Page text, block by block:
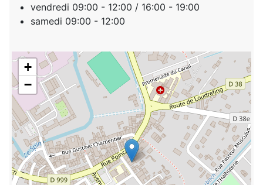
vendredi 09:00 - 12:00 / 16:00 - 19:00
samedi 09:00 - 12:00
+
−